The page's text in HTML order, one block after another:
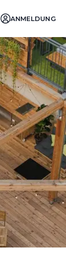
ANMELDUNG